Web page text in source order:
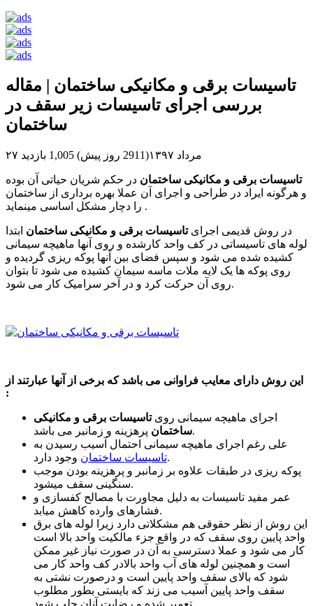
تاسیسات برقی و مکانیکی ساختمان | مقاله
بررسی اجرای تاسیسات زیر سقف در
ساختمان
۲۷ مرداد ۱۳۹۷(2911 روز پیش) 1,005 بازدید
تاسیسات برقی و مکانیکی ساختمان در حکم شریان حیاتی آن بوده
و هرگونه ایراد در طراحی و اجرای آن عملا بهره برداری از ساختمان
را دچار مشکل اساسی مینماید .
در روش قدیمی اجرایتاسیسات برقی و مکانیکی ساختمان ابتدا
لوله های تاسیساتی در کف واحد کارشده و روی آنها ماهیچه سیمانی
کشیده شده می شود و سپس فضای بین آنها پوکه ریزی گردیده و
روی پوکه ها یک لایه ملات ماسه سیمان کشیده می شود تا بتوان
روی آن حرکت کرد و در آخر سرامیک کار می شود.
این روش دارای معایب فراوانی می باشد که برخی از آنها عبارتند از
:
اجرای ماهیچه سیمانی رویتاسیسات برقی و مکانیکی
ساختمانپرهزینه و زمانبر می باشد.
علی رغم اجرای ماهیچه سیمانی احتمال آسیب رسیدن به
تاسیسات ساختمانوجود دارد.
پوکه ریزی در طبقات علاوه بر زمانبر و پرهزینه بودن موجب
سنگینی سقف میشود.
عمر مفید تاسیسات به دلیل مجاورت با مصالح کفسازی و
فشارهای وارده کاهش میابد.
این روش از نظر حقوقی هم مشکلاتی دارد زیرا لوله های برق
واحد پایین روی سقف که در واقع جزء مالکیت واحد بالا است
کار می شود و عملا دسترسی به آن در صورت نیاز غیر ممکن
است و همچنین لوله های آب واحد بالادر کف واحد کار می
شود که بالای سقف واحد پایین است و درصورت نشتی به
سقف واحد پایین آسیب می زند که بایستی بطور مطلوب